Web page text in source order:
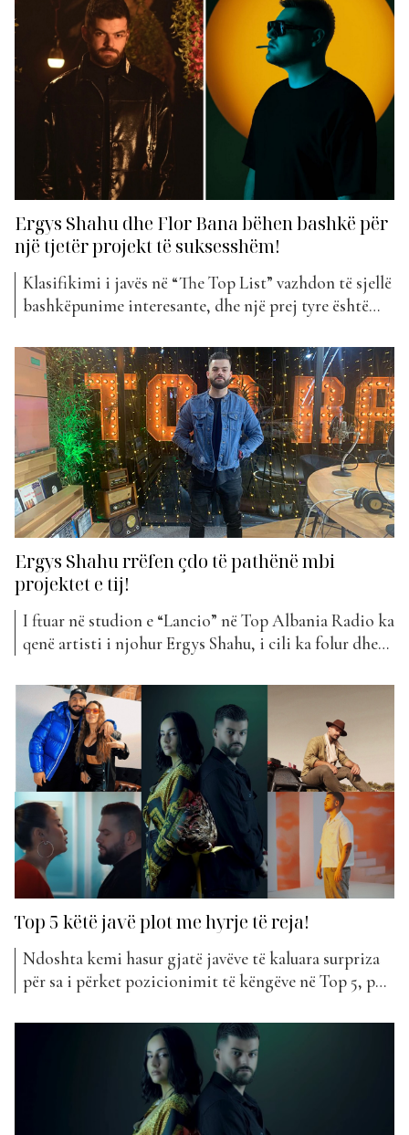
emocional dhe të sinqertë, që prek direkt temat e...
Ergys Shahu dhe Flor Bana bëhen bashkë për
një tjetër projekt të suksesshëm!
Klasifikimi i javës në “The Top List” vazhdon të sjellë
bashkëpunime interesante, dhe një prej tyre është
Banës, kënga “At Nate”. Ky bashkëpunim vjen si një
kombinim i natyrshëm mes dy artistëve që kanë stile
të ndryshme, por që plotësojnë njëri-tjetrin në...
Ergys Shahu rrëfen çdo të pathënë mbi
projektet e tij!
I ftuar në studion e “Lancio” në Top Albania Radio ka
qenë artisti i njohur Ergys Shahu, i cili ka folur dhe
dhe ka zbuluar më shumë në lidhje me projektet e
reja që pritet të vijnë dhe jo vetëm...
Top 5 këtë javë plot me hyrje të reja!
Ndoshta kemi hasur gjatë javëve të kaluara surpriza
për sa i përket pozicionimit të këngëve në Top 5, por
ka ardhur me disa hyrje të reja. E ndërsa vendi i parë
nuk ka pasur asnjë ndryshim nga java e...